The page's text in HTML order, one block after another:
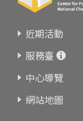
近期活動
服務臺
中心導覽
網站地圖